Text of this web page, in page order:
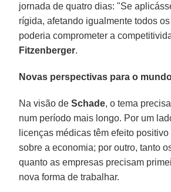
jornada de quatro dias: "Se
rígida, afetando igualmente todos
poderia comprometer a
Fitzenberger.
Novas perspectivas para o
Na visão deSchade, o tema
num período mais longo. Por um
licenças médicas têm efeito
sobre a economia; por outro, tanto
quanto as empresas precisam
nova forma de trabalhar.